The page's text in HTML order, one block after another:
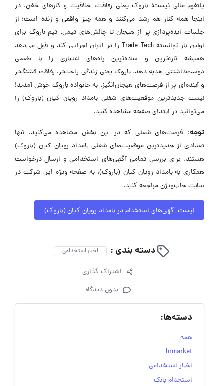
پلتفرم مالی نیست؛ باروک یعنی رفاقت، خلاقیت و کارهای خفن. در
اینجا همه کنار هم رشد می‌کنند و همه چیز واقعی و زنده است؛ از
جلسات ایده‌پردازی پر از هیجان تا چالش‌های تیمی. تیم باروک برای
اولین بار توانسته Trade Tech را در ایران اجرایی کند و قول می‌دهد
همیشه تازه‌ترین و ساده‌ترین راه‌های اعتباری را با طعمی
دوست‌داشتنی هدیه دهد. باروک یعنی زندگی راحت‌تر، رفاقت قشنگ‌تر
و آینده‌ای پر از فرصت‌های هیجان‌انگیز. به خانواده باروک خوش آمدید!
لیست جدیدترین موقعیت‌های شغلی بامداد رویان کیان (باروک) را
می‌توانید در ابتدای صفحه مشاهده کنید.
توجه: فرصت‌های شغلی که در این بخش مشاهده می‌کنید، تنها
تعدادی از جدیدترین موقعیت‌های شغلی بامداد رویان کیان (باروک)
هستند. برای بررسی تمامی آگهی‌های استخدامی و ارسال درخواست
همکاری به بامداد رویان کیان (باروک)، به صفحه ویژه این شرکت در
سایت جاب‌ویژن مراجعه کنید.
لیست آگهی‌های استخدام در بامداد رویان کیان (باروک)
دسته بندی : اخبار استخدامی
اشتراک گذاری
بدون دیدگاه
دسته‌ها:
همه
hrmarket
اخبار استخدامی
استخدام بانک